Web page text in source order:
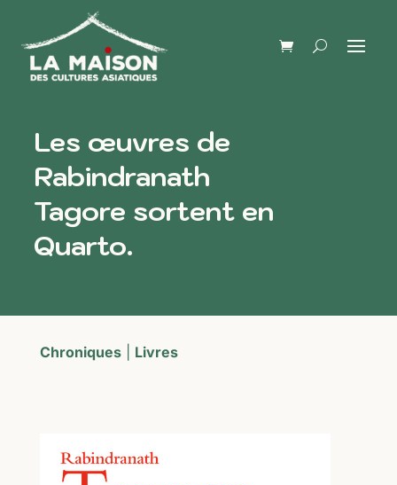
Les œuvres de
Rabindranath
Tagore sortent en
Quarto.
Chroniques| Livres